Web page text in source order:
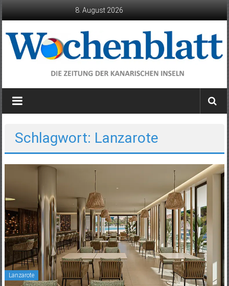
8. August 2026
Wochenblatt
die
Kanarischen
Inseln
Schlagwort: Lanzarote
Lanzarote